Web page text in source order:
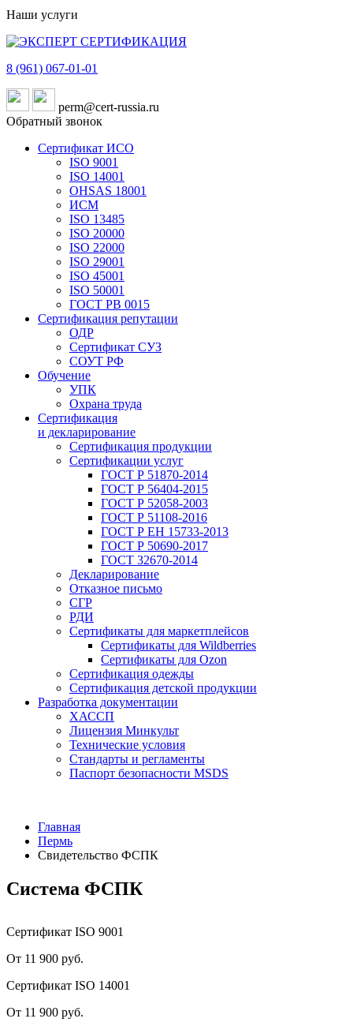
Наши услуги
8 (961) 067-01-01
perm@cert-russia.ru
Обратный звонок
Сертификат ИСО
ISO 9001
ISO 14001
OHSAS 18001
ИСМ
ISO 13485
ISO 20000
ISO 22000
ISO 29001
ISO 45001
ISO 50001
ГОСТ РВ 0015
Сертификация репутации
ОДР
Сертификат СУЗ
СОУТ РФ
Обучение
УПК
Охрана труда
Сертификация
и декларирование
Сертификация продукции
Сертификации услуг
ГОСТ Р 51870-2014
ГОСТ Р 56404-2015
ГОСТ Р 52058-2003
ГОСТ Р 51108-2016
ГОСТ Р ЕН 15733-2013
ГОСТ Р 50690-2017
ГОСТ 32670-2014
Декларирование
Отказное письмо
СГР
РДИ
Сертификаты для маркетплейсов
Сертификаты для Wildberries
Сертификаты для Ozon
Сертификация одежды
Сертификация детской продукции
Разработка документации
ХАССП
Лицензия Минкульт
Технические условия
Стандарты и регламенты
Паспорт безопасности MSDS
Главная
Пермь
Свидетельство ФСПК
Система ФСПК
Сертификат ISO 9001
От 11 900 руб.
Сертификат ISO 14001
От 11 900 руб.